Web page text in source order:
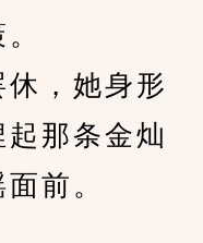
，她身形
那条金灿
前。